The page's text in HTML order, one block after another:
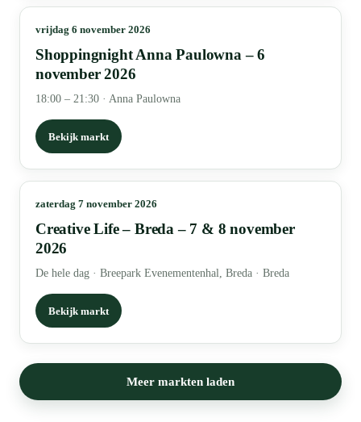
vrijdag 6 november 2026
Shoppingnight Anna Paulowna – 6
november 2026
18:00 – 21:30 · Anna Paulowna
Bekijk markt
zaterdag 7 november 2026
Creative Life – Breda – 7 & 8 november
2026
De hele dag · Breepark Evenementenhal, Breda · Breda
Bekijk markt
Meer markten laden